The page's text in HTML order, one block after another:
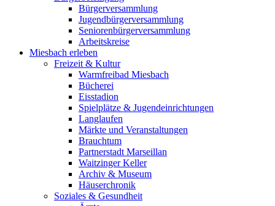
Bürgerversammlung
Jugendbürgerversammlung
Seniorenbürgerversammlung
Arbeitskreise
Miesbach erleben
Freizeit & Kultur
Warmfreibad Miesbach
Bücherei
Eisstadion
Spielplätze & Jugendeinrichtungen
Langlaufen
Märkte und Veranstaltungen
Brauchtum
Partnerstadt Marseillan
Waitzinger Keller
Archiv & Museum
Häuserchronik
Soziales & Gesundheit